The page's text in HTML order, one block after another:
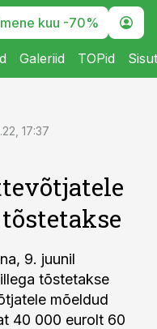
kuu -70%
Galeriid TOPid
17:37
9. juunil
tõstetakse
mõeldud
40 000 eurolt 60